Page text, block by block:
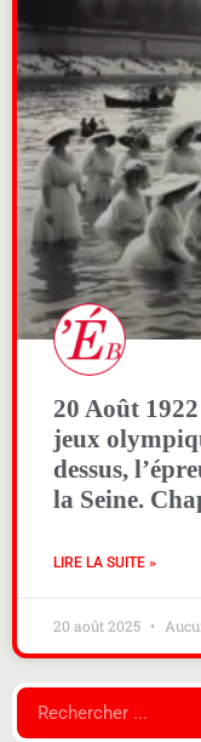
20 Août
jeux
dessus,
la Seine.
LIRE LA SUITE »
20 août 2025